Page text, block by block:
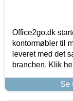
Office2go.dk
kontormøbler til
leveret med det
branchen. Klik
Se